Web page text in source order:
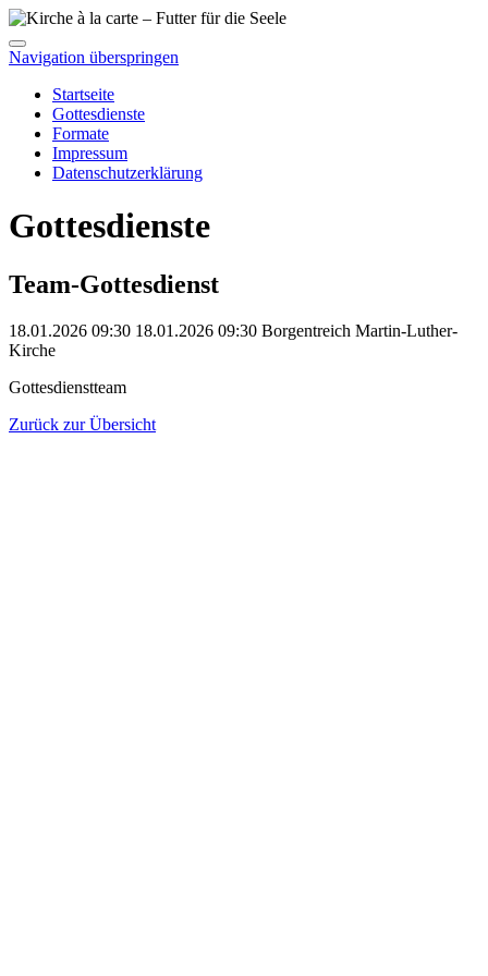
Navigation überspringen
Startseite
Gottesdienste
Formate
Impressum
Datenschutzerklärung
Gottesdienste
Team-Gottesdienst
18.01.2026 09:30 18.01.2026 09:30 Borgentreich Martin-Luther-
Kirche
Gottesdienstteam
Zurück zur Übersicht